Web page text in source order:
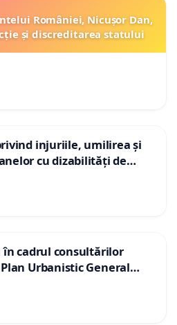
României, Nicușor Dan,
și discreditarea statului
injuriile, umilirea și
cu dizabilități de
„Gorici”
cadrul consultărilor
Urbanistic General